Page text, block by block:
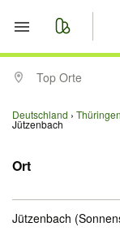
Start
Merkliste
Top Orte
Deutschland Thüringen
Jützenbach
Ort
Jützenbach